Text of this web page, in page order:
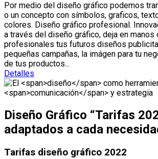
Por medio del diseño gráfico podemos
o un concepto con símbolos, graficos,
colores. Diseño gráfico profesional.
a través del diseño gráfico, deja en
profesionales tus futuros diseños
pequeñas campañas, la imágen para tu
de tus productos...
Detalles
Diseño Gráfico “Tarifas
adaptados a cada
Tarifas diseño gráfico 2022